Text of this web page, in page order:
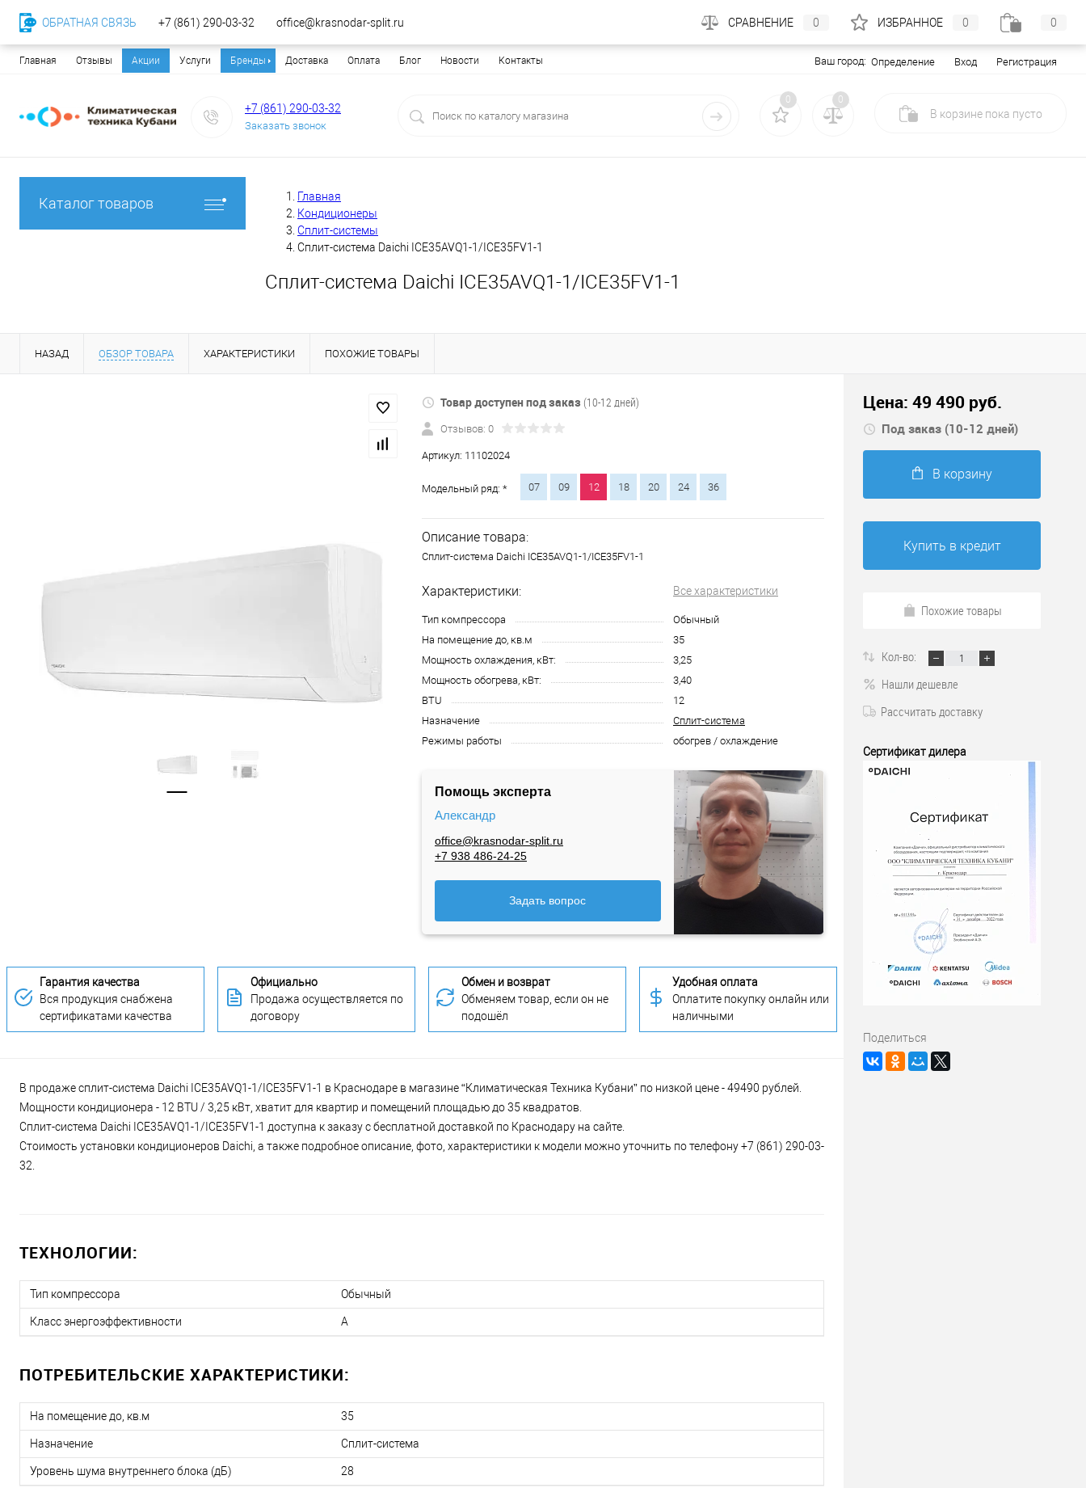
Главная Отзывы Акции Услуги Бренды Доставка Оплата Блог Новости Контакты Ваш город: Определение Вход Регистрация
+7 (861) 290-03-32
Заказать звонок
0 0
В корзине пока пусто
Каталог товаров
Главная
Кондиционеры
Сплит-системы
Сплит-система Daichi ICE35AVQ1-1/ICE35FV1-1
Сплит-система Daichi ICE35AVQ1-1/ICE35FV1-1
НАЗАД ОБЗОР ТОВАРА ХАРАКТЕРИСТИКИ ПОХОЖИЕ ТОВАРЫ
Товар доступен под заказ (10-12 дней)
Отзывов: 0
Артикул: 11102024
Модельный ряд: * 07 09 12 18 20 24 36
Описание товара:
Сплит-система Daichi ICE35AVQ1-1/ICE35FV1-1
Характеристики: Все характеристики
Тип компрессора
Обычный
На помещение до, кв.м
35
Мощность охлаждения, кВт:
3,25
Мощность обогрева, кВт:
3,40
BTU
12
Назначение
Сплит-система
Режимы работы
обогрев / охлаждение
Помощь эксперта
Александр
office@krasnodar-split.ru
+7 938 486-24-25
Задать вопрос
Гарантия качества
Вся продукция снабжена
сертификатами качества
Официально
Продажа осуществляется по
договору
Обмен и возврат
Обменяем товар, если он не
подошёл
Удобная оплата
Оплатите покупку онлайн или
наличными
В продаже сплит-система Daichi ICE35AVQ1-1/ICE35FV1-1 в Краснодаре в магазине “Климатическая Техника Кубани” по низкой цене - 49490 рублей.
Мощности кондиционера - 12 BTU / 3,25 кВт, хватит для квартир и помещений площадью до 35 квадратов.
Сплит-система Daichi ICE35AVQ1-1/ICE35FV1-1 доступна к заказу с бесплатной доставкой по Краснодару на сайте.
Стоимость установки кондиционеров Daichi, а также подробное описание, фото, характеристики к модели можно уточнить по телефону +7 (861) 290-03-
32.
ТЕХНОЛОГИИ:
Тип компрессора Обычный
Класс энергоэффективности A
ПОТРЕБИТЕЛЬСКИЕ ХАРАКТЕРИСТИКИ:
На помещение до, кв.м 35
Назначение Сплит-система
Уровень шума внутреннего блока (дБ) 28
Цена: 49 490 руб.
Под заказ (10-12 дней)
В корзину
Купить в кредит
Похожие товары
Кол-во:
Нашли дешевле
Рассчитать доставку
Сертификат дилера
Поделиться
ОБРАТНАЯ СВЯЗЬ +7 (861) 290-03-32 office@krasnodar-split.ru СРАВНЕНИЕ 0 ИЗБРАННОЕ 0 0